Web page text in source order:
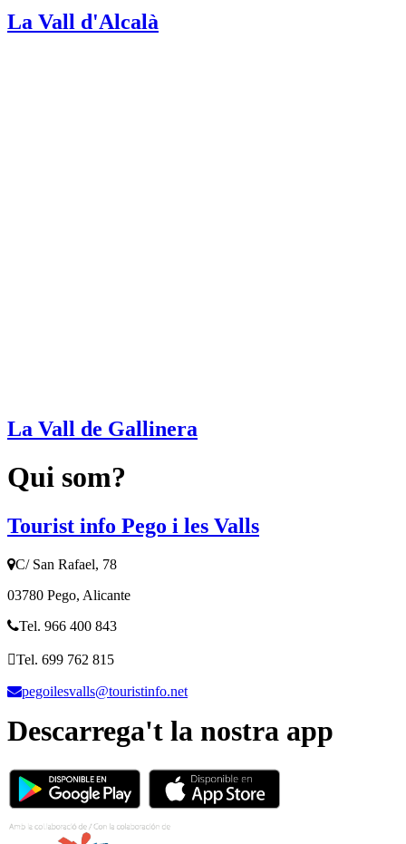
La Vall d'Alcalà
La Vall de Gallinera
Qui som?
Tourist info Pego i les Valls
C/ San Rafael, 78
03780 Pego, Alicante
Tel. 966 400 843
Tel. 699 762 815
pegoilesvalls@touristinfo.net
Descarrega't la nostra app